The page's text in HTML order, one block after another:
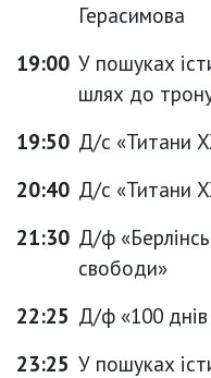
Герасимова
19:00 У пошуках
шлях до
19:50 Д/с «Титани
20:40 Д/с «Титани
21:30 Д/ф
свободи»
22:25 Д/ф «100
23:25 У пошуках